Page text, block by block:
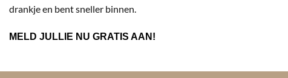
drankje en bent sneller binnen.
MELD JULLIE NU GRATIS AAN!